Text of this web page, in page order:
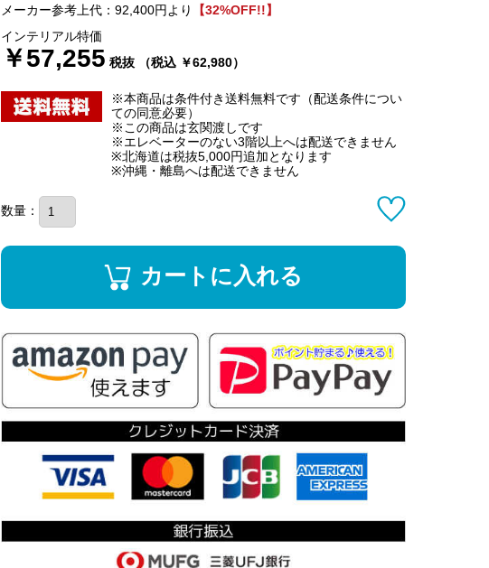
メーカー参考上代：92,400円より
【32%OFF!!】
インテリアル特価
￥57,255 税抜 （税込 ￥62,980）
※本商品は条件付き送料無料です（配送条件につい
ての同意必要）
※この商品は玄関渡しです
※エレベーターのない3階以上へは配送できません
※北海道は税抜5,000円追加となります
※沖縄・離島へは配送できません
数量：
カートに入れる